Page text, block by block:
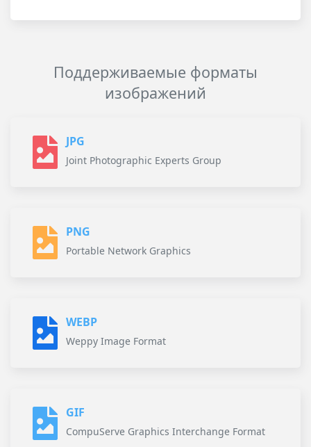
Поддерживаемые форматы
изображений
JPG
Joint Photographic Experts Group
PNG
Portable Network Graphics
WEBP
Weppy Image Format
GIF
CompuServe Graphics Interchange Format